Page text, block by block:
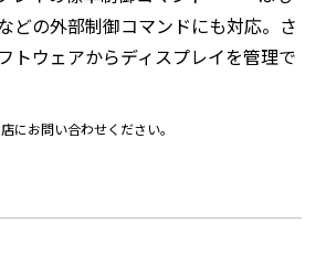
どの外部制御コマンドにも対応。さ
トウェアからディスプレイを管理で
にお問い合わせください。